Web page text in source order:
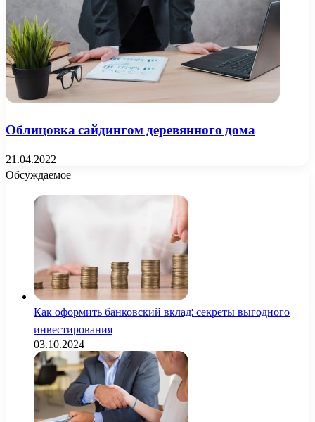
Облицовка сайдингом деревянного дома
21.04.2022
Обсуждаемое
Как оформить банковский вклад: секреты выгодного
инвестирования
03.10.2024